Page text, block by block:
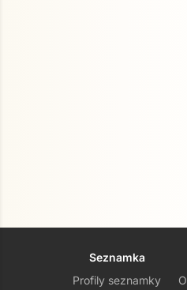
Seznamka
Profily seznamky